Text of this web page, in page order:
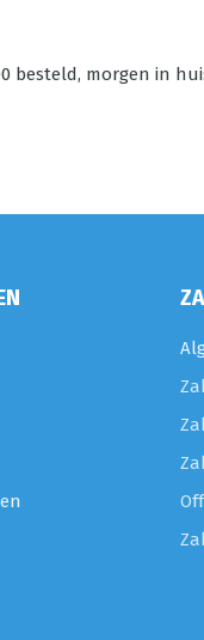
besteld, morgen in